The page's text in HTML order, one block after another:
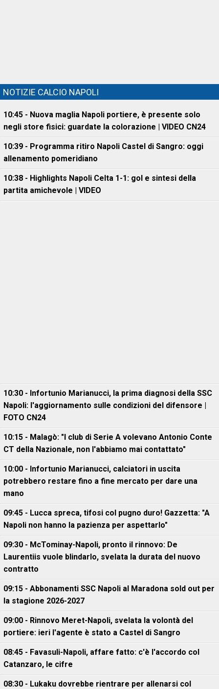
NOTIZIE CALCIO NAPOLI
10:45 - Nuova maglia Napoli portiere, è presente solo
negli store fisici: guardate la colorazione | VIDEO CN24
10:39 - Programma ritiro Napoli Castel di Sangro: oggi
allenamento pomeridiano
10:38 - Highlights Napoli Celta 1-1: gol e sintesi della
partita amichevole | VIDEO
10:30 - Infortunio Marianucci, la prima diagnosi della SSC
Napoli: l'aggiornamento sulle condizioni del difensore |
FOTO CN24
10:15 - Malagò: "I club di Serie A volevano Antonio Conte
CT della Nazionale, non l'abbiamo mai contattato"
10:00 - Infortunio Marianucci, calciatori in uscita
potrebbero restare fino a fine mercato per dare una
mano
09:45 - Lucca spreca, tifosi col pugno duro! Gazzetta: "A
Napoli non hanno la pazienza per aspettarlo"
09:30 - McTominay-Napoli, pronto il rinnovo: De
Laurentiis vuole blindarlo, svelata la durata del nuovo
contratto
09:15 - Abbonamenti SSC Napoli al Maradona sold out per
la stagione 2026-2027
09:00 - Rinnovo Meret-Napoli, svelata la volontà del
portiere: ieri l'agente è stato a Castel di Sangro
08:45 - Favasuli-Napoli, affare fatto: c'è l'accordo col
Catanzaro, le cifre
08:30 - Lukaku dovrebbe rientrare per allenarsi col